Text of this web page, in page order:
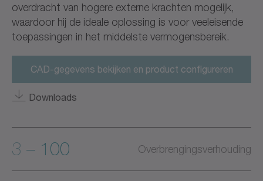
overdracht van hogere externe krachten mogelijk,
waardoor hij de ideale oplossing is voor veeleisende
toepassingen in het middelste vermogensbereik.
CAD-gegevens bekijken en product configureren
Downloads
3 – 100 Overbrengingsverhouding